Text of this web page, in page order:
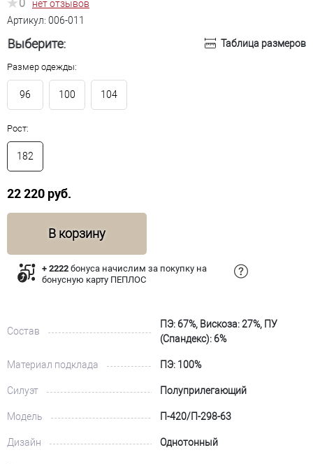
0
нет отзывов
Артикул: 006-011
Выберите: Таблица размеров
Размер одежды:
96 100 104
Рост:
182
22 220 руб.
В корзину
+ 2222 бонуса начислим за покупку на
бонусную карту ПЕПЛОС
Состав
ПЭ: 67%, Вискоза: 27%, ПУ
(Спандекс): 6%
Материал подклада ПЭ: 100%
Силуэт Полуприлегающий
Модель П-420/П-298-63
Дизайн Однотонный